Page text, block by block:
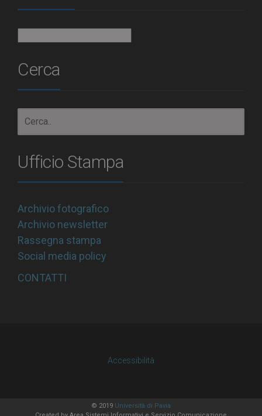
Cerca
Ufficio Stampa
Archivio fotografico
Archivio newsletter
Rassegna stampa
Social media policy
CONTATTI
Accessibilità
© 2019 Università di Pavia